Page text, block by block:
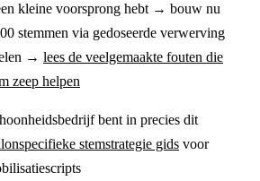
kleine voorsprong hebt → bouw nu
stemmen via gedoseerde verwerving
→ lees de veelgemaakte fouten die
zeep helpen
bent in precies dit
stemstrategie gids voor